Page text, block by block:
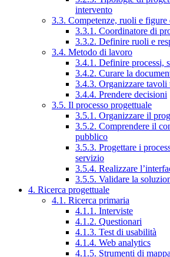
intervento
3.3. Competenze, ruoli e
3.3.1. Coordinatore di
3.3.2. Definire ruoli e
3.4. Metodo di lavoro
3.4.1. Definire processi,
3.4.2. Curare la
3.4.3. Organizzare
3.4.4. Prendere decisioni
3.5. Il processo progettuale
3.5.1. Organizzare il
3.5.2. Comprendere il
pubblico
3.5.3. Progettare i
servizio
3.5.4. Realizzare
3.5.5. Validare la
4. Ricerca progettuale
4.1. Ricerca primaria
4.1.1. Interviste
4.1.2. Questionari
4.1.3. Test di usabilità
4.1.4. Web analytics
4.1.5. Strumenti di